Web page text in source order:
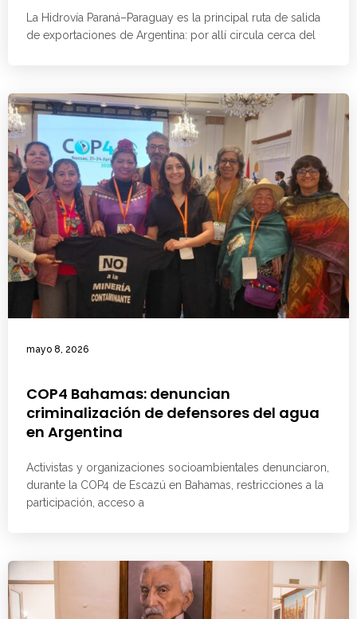
La Hidrovía Paraná–Paraguay es la principal ruta de salida
de exportaciones de Argentina: por allí circula cerca del
mayo 8, 2026
COP4 Bahamas: denuncian
criminalización de defensores del agua
en Argentina
Activistas y organizaciones socioambientales denunciaron,
durante la COP4 de Escazú en Bahamas, restricciones a la
participación, acceso a